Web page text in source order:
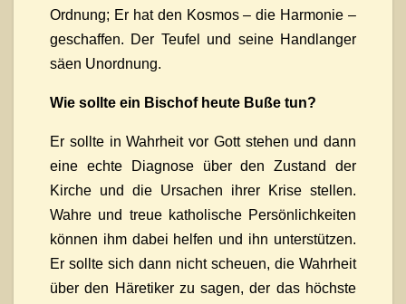
Ordnung; Er hat den Kosmos – die Harmonie –
geschaffen. Der Teufel und seine Handlanger
säen Unordnung.
Wie sollte ein Bischof heute Buße tun?
Er sollte in Wahrheit vor Gott stehen und dann
eine echte Diagnose über den Zustand der
Kirche und die Ursachen ihrer Krise stellen.
Wahre und treue katholische Persönlichkeiten
können ihm dabei helfen und ihn unterstützen.
Er sollte sich dann nicht scheuen, die Wahrheit
über den Häretiker zu sagen, der das höchste